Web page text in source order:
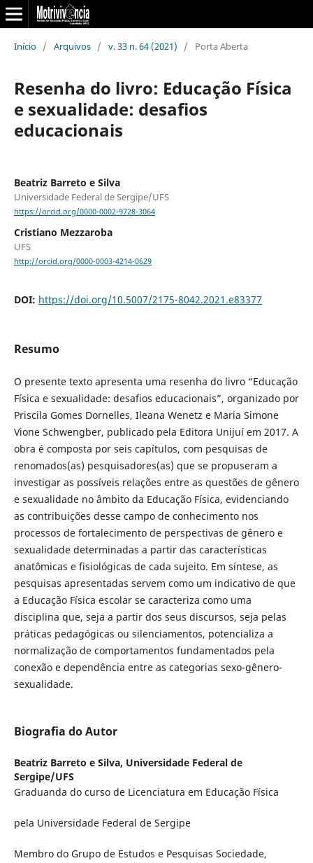
Início / Arquivos / v. 33 n. 64 (2021) / Porta Aberta
Resenha do livro: Educação Física
e sexualidade: desafios
educacionais
Beatriz Barreto e Silva
Universidade Federal de Sergipe/UFS
https://orcid.org/0000-0002-9728-3064
Cristiano Mezzaroba
UFS
http://orcid.org/0000-0003-4214-0629
DOI: https://doi.org/10.5007/2175-8042.2021.e83377
Resumo
O presente texto apresenta uma resenha do livro “Educação
Física e sexualidade: desafios educacionais”, organizado por
Priscila Gomes Dornelles, Ileana Wenetz e Maria Simone
Vione Schwengber, publicado pela Editora Unijuí em 2017. A
obra é composta por seis capítulos, com pesquisas de
renomados(as) pesquisadores(as) que se propuseram a
investigar as possíveis relações entre as questões de gênero
e sexualidade no âmbito da Educação Física, evidenciando
as contribuições desse campo de conhecimento nos
processos de fortalecimento de perspectivas de gênero e
sexualidade determinadas a partir das características
anatômicas e fisiológicas de cada sujeito. Em síntese, as
pesquisas apresentadas servem como um indicativo de que
a Educação Física escolar se caracteriza como uma
disciplina que, seja a partir dos seus discursos, seja pelas
práticas pedagógicas ou silenciamentos, potencializa a
normalização de comportamentos fundamentados pela
conexão e dependência entre as categorias sexo-gênero-
sexualidade.
Biografia do Autor
Beatriz Barreto e Silva, Universidade Federal de
Sergipe/UFS
Graduanda do curso de Licenciatura em Educação Física
pela Universidade Federal de Sergipe
Membro do Grupo de Estudos e Pesquisas Sociedade,